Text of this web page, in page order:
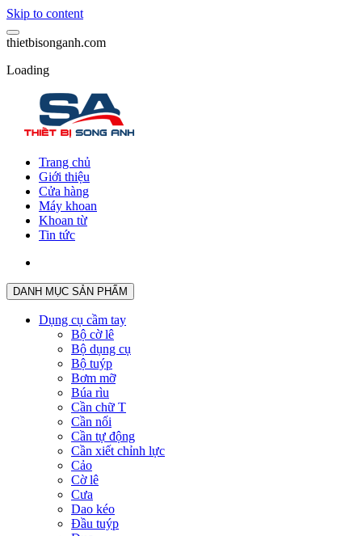
Skip to content
thietbisonganh.com
Loading
Trang chủ
Giới thiệu
Cửa hàng
Máy khoan
Khoan từ
Tin tức
DANH MỤC SẢN PHẨM
Dụng cụ cầm tay
Bộ cờ lê
Bộ dụng cụ
Bộ tuýp
Bơm mỡ
Búa rìu
Cần chữ T
Cần nối
Cần tự động
Cần xiết chỉnh lực
Cảo
Cờ lê
Cưa
Dao kéo
Đầu tuýp